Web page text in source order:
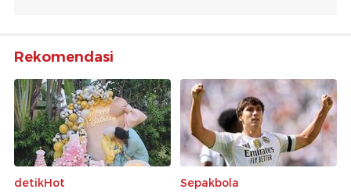
Rekomendasi
detikHot
Sepakbola